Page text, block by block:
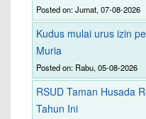
Posted on: Jumat, 07-08-2026
Kudus mulai urus izin
Muria
Posted on: Rabu, 05-08-2026
RSUD Taman Husada
Tahun Ini